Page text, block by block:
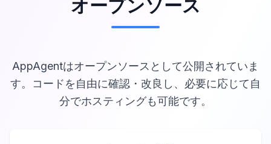
オープンソース
AppAgentはオープンソースとして公開されていま
す。コードを自由に確認・改良し、必要に応じて自
分でホスティングも可能です。